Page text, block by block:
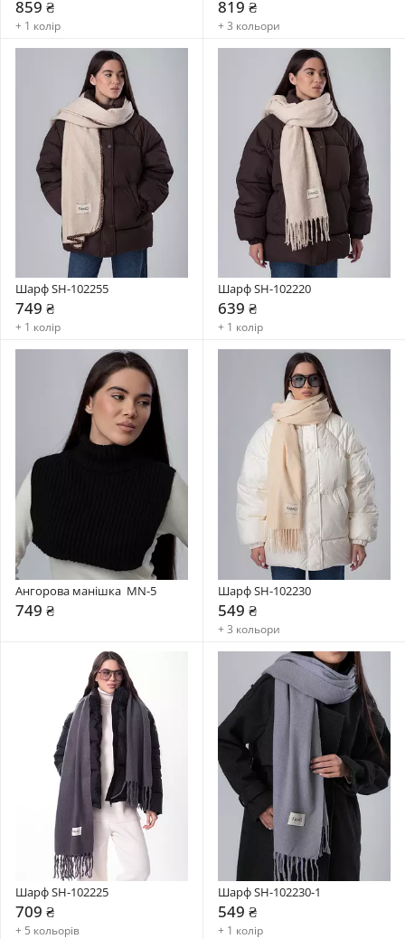
859 ₴
+ 1 колір
819 ₴
+ 3 кольори
Шарф SH-102255
749 ₴
+ 1 колір
Шарф SH-102220
639 ₴
+ 1 колір
Ангорова манішка  MN-5
749 ₴
Шарф SH-102230
549 ₴
+ 3 кольори
Шарф SH-102225
709 ₴
+ 5 кольорів
Шарф SH-102230-1
549 ₴
+ 1 колір